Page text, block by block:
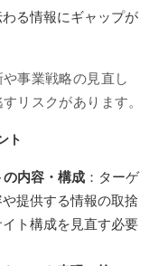
る情報にギャップが
事業戦略の見直し
リスクがあります。
ト
内容・構成 ：ターゲ
提供する情報の取捨
ト構成を見直す必要